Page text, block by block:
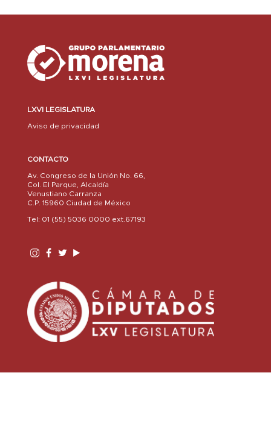
LXVI LEGISLATURA
Aviso de privacidad
CONTACTO
Av. Congreso de la Unión No. 66,
Col. El Parque, Alcaldía
Venustiano Carranza
C.P. 15960 Ciudad de México
Tel: 01 (55) 5036 0000 ext.67193